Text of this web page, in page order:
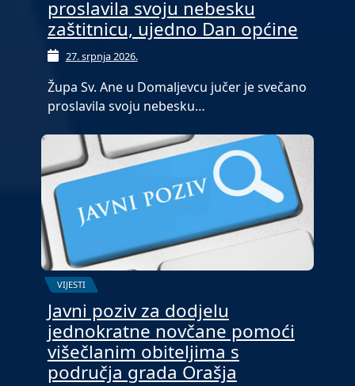
proslavila svoju nebesku
zaštitnicu, ujedno Dan općine
27. srpnja 2026.
Župa Sv. Ane u Domaljevcu jučer je svečano
proslavila svoju nebesku…
VIJESTI
Javni poziv za dodjelu
jednokratne novčane pomoći
višečlanim obiteljima s
područja grada Orašja